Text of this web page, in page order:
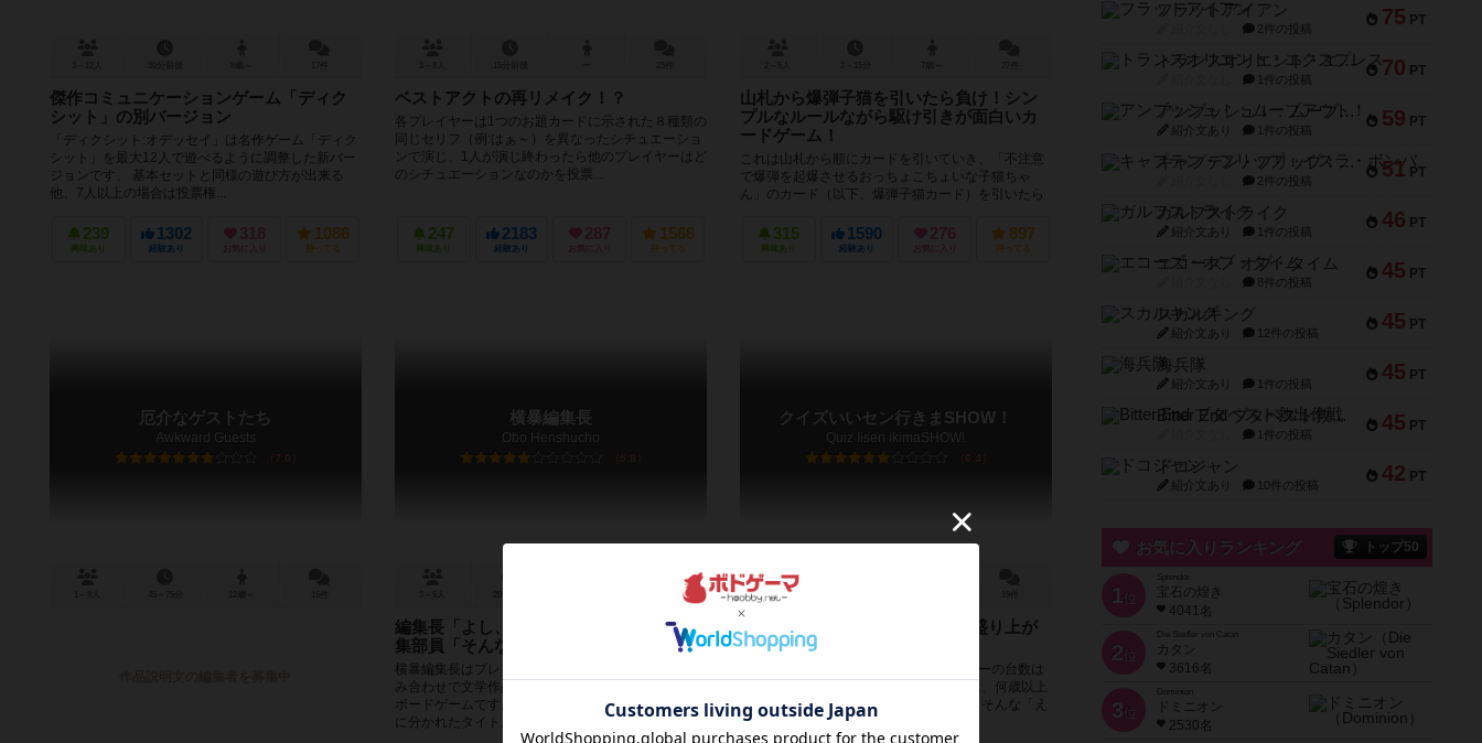
傑作コミュニケーションゲーム「ディク
シット」の別バージョン
「ディクシット:オデッセイ」は名作ゲーム「ディク
シット」を最大12人で遊べるように調整した新バー
ジョンです。 基本セットと同様の遊び方が出来る
他、7人以上の場合は投票権...
239
興味あり
1302
経験あり
318
お気に入り
1086
持ってる
ベストアクトの再リメイク！？
各プレイヤーは1つのお題カードに示された８種類の
同じセリフ（例:はぁ～）を異なったシチュエーショ
ンで演じ、1人が演じ終わったら他のプレイヤーはど
のシチュエーションなのかを投票...
247
興味あり
2183
経験あり
287
お気に入り
1566
持ってる
山札から爆弾子猫を引いたら負け！シン
プルなルールながら駆け引きが面白いカ
ードゲーム！
これは山札から順にカードを引いていき、「不注意
で爆弾を起爆させるおっちょこちょいな子猫ちゃ
ん」のカード（以下、爆弾子猫カード）を引いたら
315
興味あり
1590
経験あり
276
お気に入り
897
持ってる
厄介なゲストたち
Awkward Guests
7.0
横暴編集長
Obo Henshucho
5.8
編集長「よし、このタイトル採用！」編
集部員「そんなの横暴です！」
横暴編集長はプレイヤーが編集者となり、面白い組
み合わせで文学作品のタイトルを付けていく斬新な
ボードゲームです。 遊び方はとても簡単です。上下
に分かれたタイトルを組み合わ...
クイズいいセン行きまSHOW！
Quiz Iisen ikimaSHOW!
6.4
3～10人
大切なのはバランス感覚！？ 盛り上が
り必至のパーティゲーム！
「日本全国に、現在営業しているタクシーの台数は
何台でしょう？」 「歳の差カップルとは、何歳以上
歳の離れたカップルのことでしょう？」 そんな「え
ーっ！？」って言いたくな...
75 PT
フラットアイアン
2件の投稿
70 PT
トランスオリエント・エクスプレス
1件の投稿
59 PT
アンブッシュ！：ムーブアウト！
紹介文あり 1件の投稿
51 PT
キャプテン・フリップ：イスラ・ボンバ
2件の投稿
46 PT
ガルフストライク
紹介文あり 1件の投稿
45 PT
エコーズ・オブ・タイム
8件の投稿
45 PT
スカルキング
紹介文あり 12件の投稿
45 PT
海兵隊
紹介文あり 1件の投稿
45 PT
Bitter End ブタペスト救出作戦
1件の投稿
42 PT
ドコジャン
紹介文あり 10件の投稿
お気に入りランキング トップ50
1 位
宝石の煌き
4041名
2 位
Die Siedler von Catan
カタン
3616名
3 位
ドミニオン
2530名